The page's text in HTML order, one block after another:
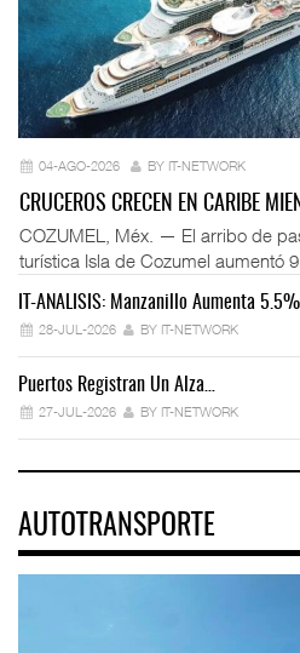
04-AGO-2026 BY IT-NETWORK
CRUCEROS CRECEN EN CARIBE
COZUMEL, Méx. — El arribo de
turística Isla de Cozumel aumentó
IT-ANÁLISIS: Manzanillo Aumenta 5.5%…
28-JUL-2026 BY IT-NETWORK
Puertos Registran Un Alza…
27-JUL-2026 BY IT-NETWORK
AUTOTRANSPORTE